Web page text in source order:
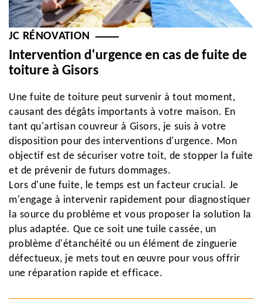
JC RÉNOVATION
Intervention d'urgence en cas de fuite de
toiture à Gisors
Une fuite de toiture peut survenir à tout moment,
causant des dégâts importants à votre maison. En
tant qu'artisan couvreur à Gisors, je suis à votre
disposition pour des interventions d'urgence. Mon
objectif est de sécuriser votre toit, de stopper la fuite
et de prévenir de futurs dommages.
Lors d'une fuite, le temps est un facteur crucial. Je
m'engage à intervenir rapidement pour diagnostiquer
la source du problème et vous proposer la solution la
plus adaptée. Que ce soit une tuile cassée, un
problème d'étanchéité ou un élément de zinguerie
défectueux, je mets tout en œuvre pour vous offrir
une réparation rapide et efficace.